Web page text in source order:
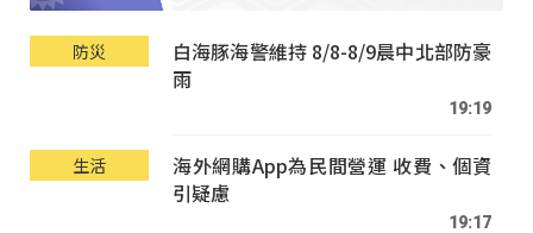
防災
白海豚海警維持 8/8-8/9晨中北部防豪
雨
19:19
生活
海外網購App為民間營運 收費、個資
引疑慮
19:17